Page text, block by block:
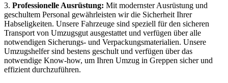
3. Professionelle Ausrüstung: Mit modernster Ausrüstung und
geschultem Personal gewährleisten wir die Sicherheit Ihrer
Habseligkeiten. Unsere Fahrzeuge sind speziell für den sicheren
Transport von Umzugsgut ausgestattet und verfügen über alle
notwendigen Sicherungs- und Verpackungsmaterialien. Unsere
Umzugshelfer sind bestens geschult und verfügen über das
notwendige Know-how, um Ihren Umzug in Greppen sicher und
effizient durchzuführen.